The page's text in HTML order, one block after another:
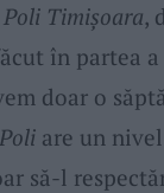
Poli Timișoara,
în partea
doar o
Poliare un nivel
să-l